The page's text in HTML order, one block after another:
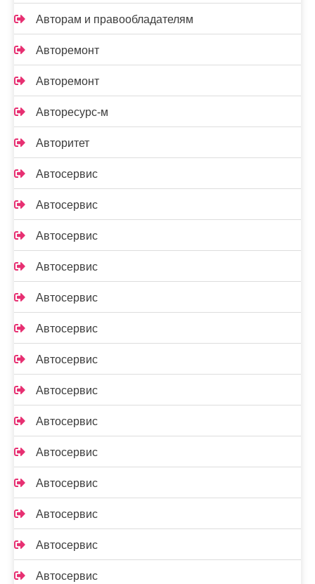
Авторам и правообладателям
Авторемонт
Авторемонт
Авторесурс-м
Авторитет
Автосервис
Автосервис
Автосервис
Автосервис
Автосервис
Автосервис
Автосервис
Автосервис
Автосервис
Автосервис
Автосервис
Автосервис
Автосервис
Автосервис